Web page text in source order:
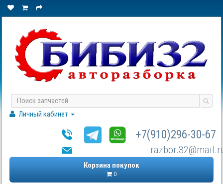
Личный кабинет
+7(910)296-30-67
Корзина покупок
0